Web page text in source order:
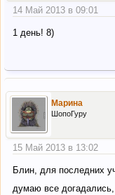
14 Май 2013 в 09:01
1 день! 8)
Марина
ШопоГуру
15 Май 2013 в 13:02
Блин, для последних
думаю все догадались,